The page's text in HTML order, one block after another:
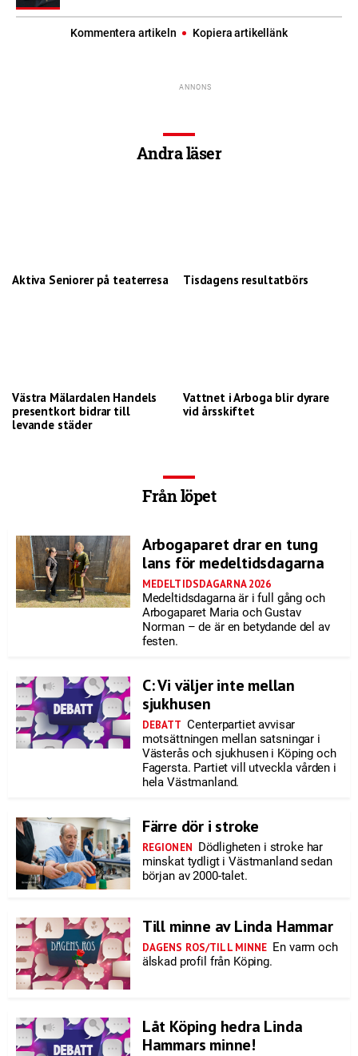
Kommentera artikeln Kopiera artikellänk
Andra läser
Aktiva Seniorer på teaterresa Tisdagens resultatbörs
Västra Mälardalen Handels
presentkort bidrar till
levande städer
Vattnet i Arboga blir dyrare
vid årsskiftet
Från löpet
Arbogaparet drar en tung
lans för medeltidsdagarna
MEDELTIDSDAGARNA 2026
Medeltidsdagarna är i full gång och
Arbogaparet Maria och Gustav
Norman – de är en betydande del av
festen.
C: Vi väljer inte mellan
sjukhusen
DEBATT Centerpartiet avvisar
motsättningen mellan satsningar i
Västerås och sjukhusen i Köping och
Fagersta. Partiet vill utveckla vården i
hela Västmanland.
Färre dör i stroke
REGIONEN Dödligheten i stroke har
minskat tydligt i Västmanland sedan
början av 2000-talet.
Till minne av Linda Hammar
DAGENS ROS/TILL MINNE En varm och
älskad profil från Köping.
Låt Köping hedra Linda
Hammars minne!